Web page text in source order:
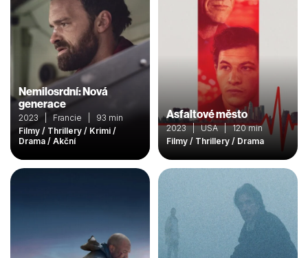
Nemilosrdní: Nová
generace
2023 | Francie | 93 min
Filmy / Thrillery / Krimi /
Drama / Akční
Asfaltové město
2023 | USA | 120 min
Filmy / Thrillery / Drama